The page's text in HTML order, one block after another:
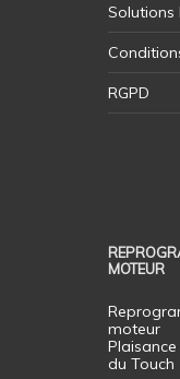
Solutions
RGPD
MOTEUR
moteur
Plaisance
du Touch